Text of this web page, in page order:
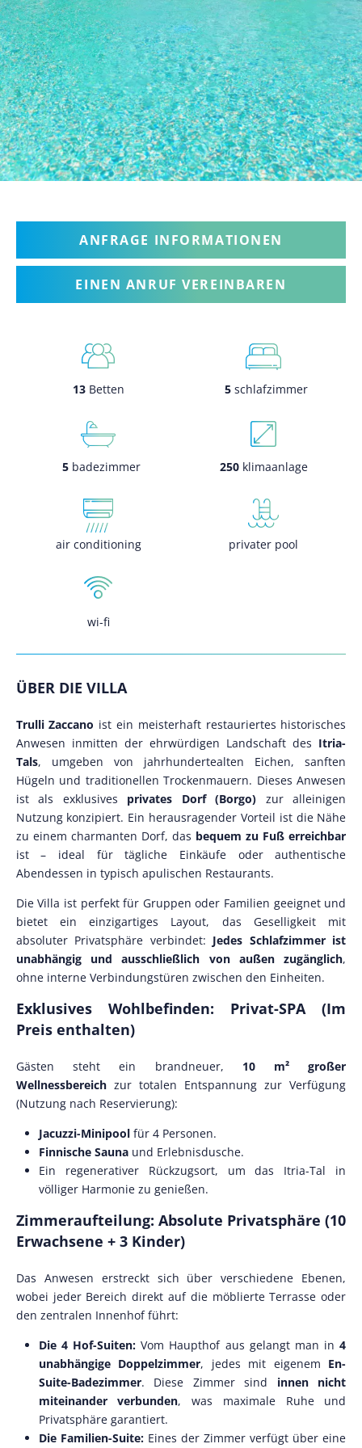
ANFRAGE INFORMATIONEN
EINEN ANRUF VEREINBAREN
13Betten 5 schlafzimmer
5badezimmer 250klimaanlage
air conditioning privater pool
wi-fi
ÜBER DIE VILLA
Trulli Zaccano ist ein meisterhaft restauriertes historisches
Anwesen inmitten der ehrwürdigen Landschaft des Itria-
Tals, umgeben von jahrhundertealten Eichen, sanften
Hügeln und traditionellen Trockenmauern. Dieses Anwesen
ist als exklusives privates Dorf (Borgo) zur alleinigen
Nutzung konzipiert. Ein herausragender Vorteil ist die Nähe
zu einem charmanten Dorf, das bequem zu Fuß erreichbar
ist – ideal für tägliche Einkäufe oder authentische
Abendessen in typisch apulischen Restaurants.
Die Villa ist perfekt für Gruppen oder Familien geeignet und
bietet ein einzigartiges Layout, das Geselligkeit mit
absoluter Privatsphäre verbindet: Jedes Schlafzimmer ist
unabhängig und ausschließlich von außen zugänglich,
ohne interne Verbindungstüren zwischen den Einheiten.
Exklusives Wohlbefinden: Privat-SPA (Im
Preis enthalten)
Gästen steht ein brandneuer, 10 m² großer
Wellnessbereichzur totalen Entspannung zur Verfügung
(Nutzung nach Reservierung):
Jacuzzi-Minipoolfür 4 Personen.
Finnische Saunaund Erlebnisdusche.
Ein regenerativer Rückzugsort, um das Itria-Tal in
völliger Harmonie zu genießen.
Zimmeraufteilung: Absolute Privatsphäre (10
Erwachsene + 3 Kinder)
Das Anwesen erstreckt sich über verschiedene Ebenen,
wobei jeder Bereich direkt auf die möblierte Terrasse oder
den zentralen Innenhof führt:
Die 4 Hof-Suiten: Vom Haupthof aus gelangt man in4
unabhängige Doppelzimmer, jedes mit eigenem En-
Suite-Badezimmer. Diese Zimmer sind innen nicht
miteinander verbunden, was maximale Ruhe und
Privatsphäre garantiert.
Die Familien-Suite:Eines der Zimmer verfügt über eine